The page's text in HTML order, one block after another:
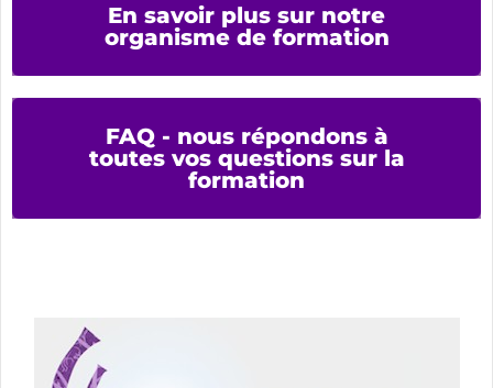
En savoir plus sur notre
organisme de formation
FAQ - nous répondons à
toutes vos questions sur la
formation